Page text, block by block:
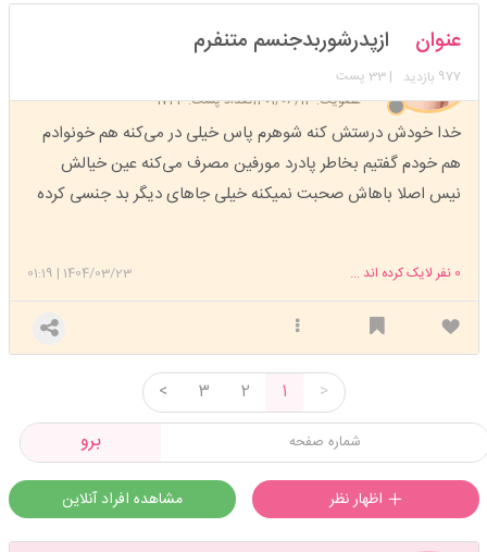
rae1402
عضویت: 1401/06/13 تعداد پست: 1743
عنوان ازپدرشوربدجنسم متنفرم
977 بازدید | 33 پست
خدا خودش درستش کنه شوهرم پاس خیلی در می‌کنه هم خونوادم
هم خودم گفتیم بخاطر پادرد مورفین مصرف می‌کنه عین خیالش
نیس اصلا باهاش صحبت نمیکنه خیلی جاهای دیگر بد جنسی کرده
1404/03/23
|
01:19 0 نفر لایک کرده اند ...
>
1
2
3
<
برو
مشاهده افراد آنلاین